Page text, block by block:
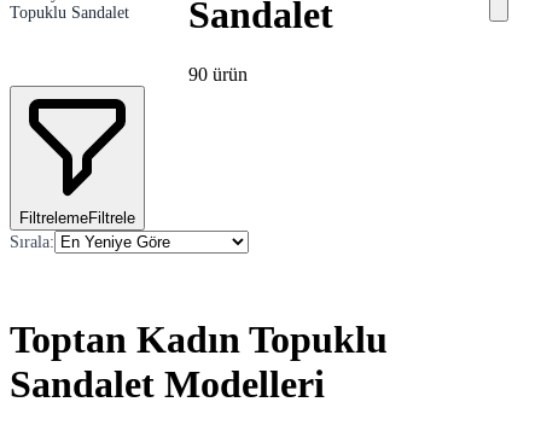
Topuklu Sandalet
Sandalet
90 ürün
FiltrelemeFiltrele
Sırala:
Toptan Kadın Topuklu
Sandalet Modelleri